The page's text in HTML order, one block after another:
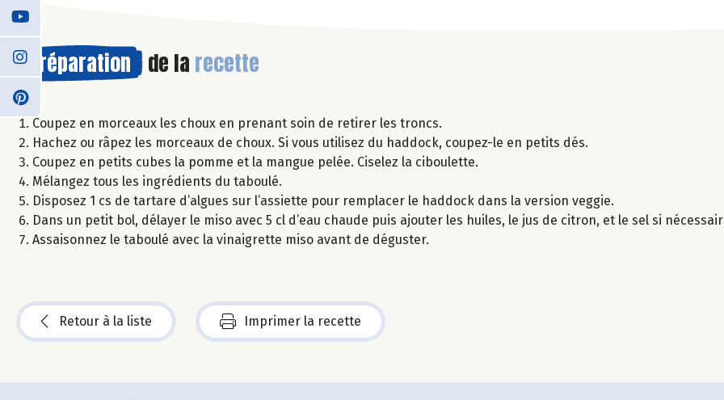
Préparation de la recette
Coupez en morceaux les choux en prenant soin de retirer les troncs.
Hachez ou râpez les morceaux de choux. Si vous utilisez du haddock, coupez-le en petits dés.
Coupez en petits cubes la pomme et la mangue pelée. Ciselez la ciboulette.
Mélangez tous les ingrédients du taboulé.
Disposez 1 cs de tartare d’algues sur l’assiette pour remplacer le haddock dans la version veggie.
Dans un petit bol, délayer le miso avec 5 cl d’eau chaude puis ajouter les huiles, le jus de citron, et le sel si
Assaisonnez le taboulé avec la vinaigrette miso avant de déguster.
Retour à la liste Imprimer la recette